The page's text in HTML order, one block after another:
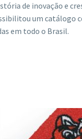
de inovação e
um catálogo
em todo o Brasil.